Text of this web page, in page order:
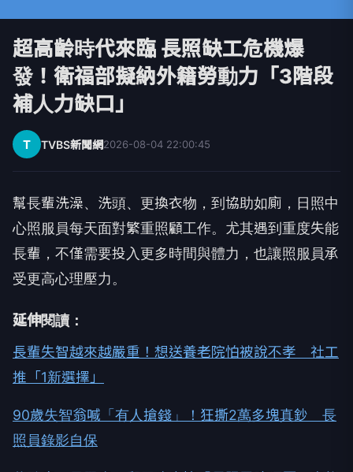
超高齡時代來臨 長照缺工危機爆
發！衛福部擬納外籍勞動力「3階段
補人力缺口」
T TVBS新聞網2026-08-04 22:00:45
幫長輩洗澡、洗頭、更換衣物，到協助如廁，日照中
心照服員每天面對繁重照顧工作。尤其遇到重度失能
長輩，不僅需要投入更多時間與體力，也讓照服員承
受更高心理壓力。
延伸閱讀：
長輩失智越來越嚴重！想送養老院怕被說不孝 社工
推「1新選擇」
90歲失智翁喊「有人搶錢」！狂撕2萬多塊真鈔 長
照員錄影自保